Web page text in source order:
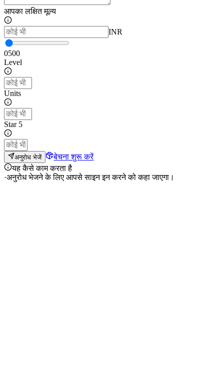
आपका लक्षित मूल्य
INR
0500
Level
Units
Star 5
अनुरोध भेजें
बेचना शुरू करें
यह कैसे काम करता है
·अनुरोध भेजने के लिए आपसे साइन इन करने को कहा जाएगा।